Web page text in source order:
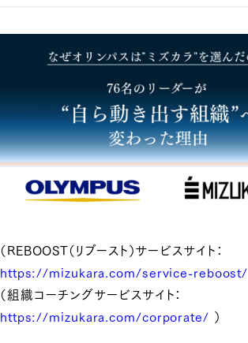
（REBOOST（リブースト）サービスサイト：
https://mizukara.com/service-reboost/
（組織コーチングサービスサイト：
https://mizukara.com/corporate/ ）